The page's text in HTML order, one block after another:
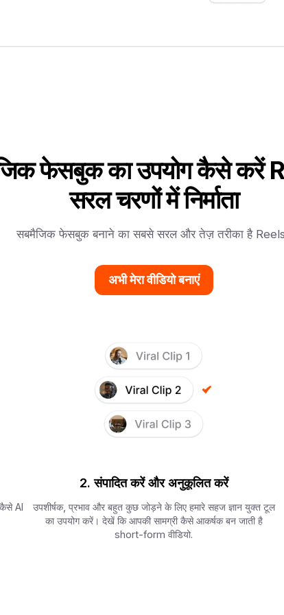
फेसबुक का उपयोग कैसे करें
सरल चरणों में निर्माता
सबमैजिक फेसबुक बनाने का सबसे सरल और तेज़ तरीका है
अभी मेरा वीडियो बनाएं
AI
2. संपादित करें और अनुकूलित करें
उपशीर्षक, प्रभाव और बहुत कुछ जोड़ने के लिए हमारे सहज ज्ञान युक्त टूल
का उपयोग करें। देखें कि आपकी सामग्री कैसे आकर्षक बन जाती है
short-form वीडियो.